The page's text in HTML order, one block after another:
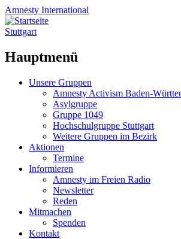
Amnesty International
Stuttgart
Hauptmenü
Zum
Unsere Gruppen
Amnesty Activism Baden-
Asylgruppe
Gruppe 1049
Hochschulgruppe Stuttgart
Weitere Gruppen im Bezirk
Aktionen
Termine
Informieren
Amnesty im Freien Radio
Newsletter
Reden
Mitmachen
Spenden
Kontakt